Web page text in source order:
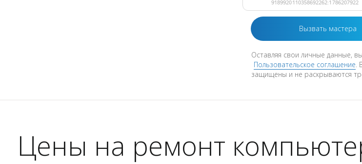
Оставляя свои личные данные,
Пользовательское соглашение.
защищены и не раскрываются
Цены на ремонт